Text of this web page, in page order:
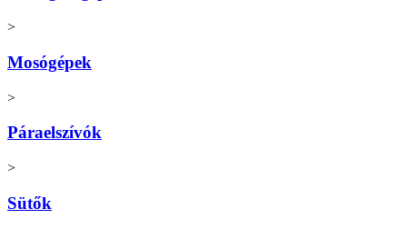
>
Mosógépek
>
Páraelszívók
>
Sütők